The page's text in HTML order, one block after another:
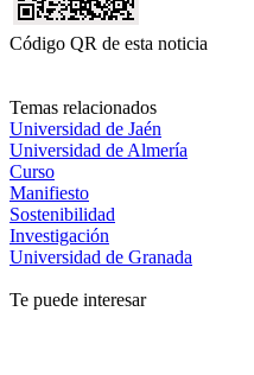
Código QR de esta noticia
Temas relacionados
Universidad de Jaén
Universidad de Almería
Curso
Manifiesto
Sostenibilidad
Investigación
Universidad de Granada
Te puede interesar